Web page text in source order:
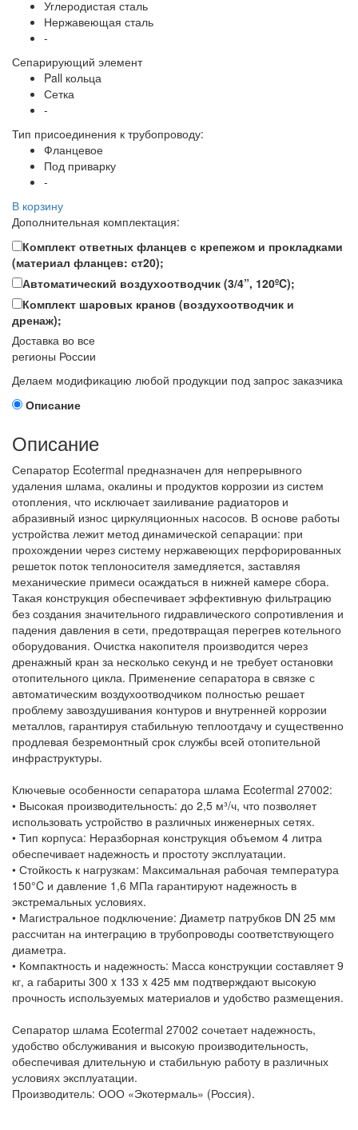
Углеродистая сталь
Нержавеющая сталь
-
Сепарирующий элемент
Pall кольца
Сетка
-
Тип присоединения к трубопроводу:
Фланцевое
Под приварку
-
В корзину
Дополнительная комплектация:
Комплект ответных фланцев с крепежом и прокладками
(материал фланцев: ст20);
Автоматический воздухоотводчик (3/4”, 120ºC);
Комплект шаровых кранов (воздухоотводчик и
дренаж);
Доставка во все
регионы России
Делаем модификацию любой продукции под запрос заказчика
Описание
Описание
Сепаратор Ecotermal предназначен для непрерывного
удаления шлама, окалины и продуктов коррозии из систем
отопления, что исключает заиливание радиаторов и
абразивный износ циркуляционных насосов. В основе работы
устройства лежит метод динамической сепарации: при
прохождении через систему нержавеющих перфорированных
решеток поток теплоносителя замедляется, заставляя
механические примеси осаждаться в нижней камере сбора.
Такая конструкция обеспечивает эффективную фильтрацию
без создания значительного гидравлического сопротивления и
падения давления в сети, предотвращая перегрев котельного
оборудования. Очистка накопителя производится через
дренажный кран за несколько секунд и не требует остановки
отопительного цикла. Применение сепаратора в связке с
автоматическим воздухоотводчиком полностью решает
проблему завоздушивания контуров и внутренней коррозии
металлов, гарантируя стабильную теплоотдачу и существенно
продлевая безремонтный срок службы всей отопительной
инфраструктуры.
Ключевые особенности сепаратора шлама Ecotermal 27002:
• Высокая производительность: до 2,5 м³/ч, что позволяет
использовать устройство в различных инженерных сетях.
• Тип корпуса: Неразборная конструкция объемом 4 литра
обеспечивает надежность и простоту эксплуатации.
• Стойкость к нагрузкам: Максимальная рабочая температура
150°C и давление 1,6 МПа гарантируют надежность в
экстремальных условиях.
• Магистральное подключение: Диаметр патрубков DN 25 мм
рассчитан на интеграцию в трубопроводы соответствующего
диаметра.
• Компактность и надежность: Масса конструкции составляет 9
кг, а габариты 300 x 133 x 425 мм подтверждают высокую
прочность используемых материалов и удобство размещения.
Сепаратор шлама Ecotermal 27002 сочетает надежность,
удобство обслуживания и высокую производительность,
обеспечивая длительную и стабильную работу в различных
условиях эксплуатации.
Производитель: ООО «Экотермаль» (Россия).